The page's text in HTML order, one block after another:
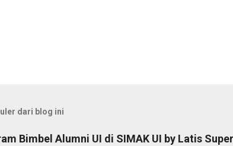
dari blog ini
Bimbel Alumni UI di SIMAK UI by Latis